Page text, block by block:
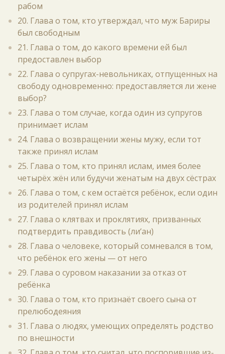
рабом
20. Глава о том, кто утверждал, что муж Бариры
был свободным
21. Глава о том, до какого времени ей был
предоставлен выбор
22. Глава о супругах-невольниках, отпущенных на
свободу одновременно: предоставляется ли жене
выбор?
23. Глава о том случае, когда один из супругов
принимает ислам
24. Глава о возвращении жены мужу, если тот
также принял ислам
25. Глава о том, кто принял ислам, имея более
четырёх жён или будучи женатым на двух сёстрах
26. Глава о том, с кем остаётся ребёнок, если один
из родителей принял ислам
27. Глава о клятвах и проклятиях, призванных
подтвердить правдивость (ли‘ан)
28. Глава о человеке, который сомневался в том,
что ребёнок его жены — от него
29. Глава о суровом наказании за отказ от
ребёнка
30. Глава о том, кто признаёт своего сына от
прелюбодеяния
31. Глава о людях, умеющих определять родство
по внешности